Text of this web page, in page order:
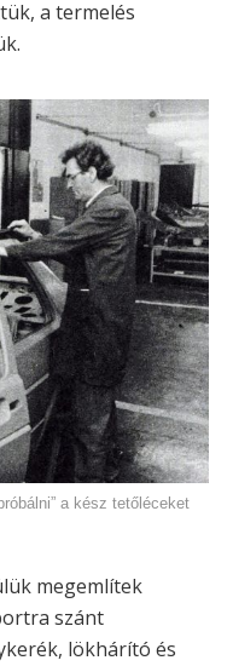
a termelés
a kész tetőléceket
megemlítek
szánt
lökhárító és